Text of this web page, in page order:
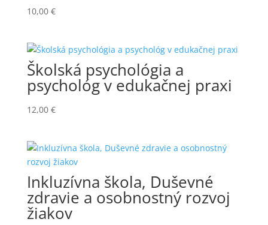
10,00 €
Školská psychológia a
psychológ v edukačnej praxi
12,00 €
Inkluzívna škola, Duševné
zdravie a osobnostný rozvoj
žiakov